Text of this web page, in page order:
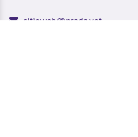
sitioweb@prada.vet